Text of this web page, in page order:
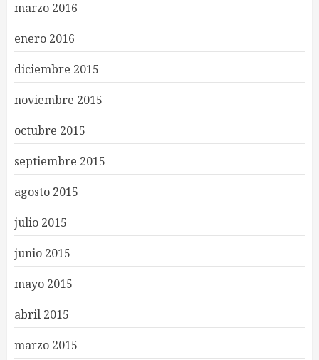
marzo 2016
enero 2016
diciembre 2015
noviembre 2015
octubre 2015
septiembre 2015
agosto 2015
julio 2015
junio 2015
mayo 2015
abril 2015
marzo 2015